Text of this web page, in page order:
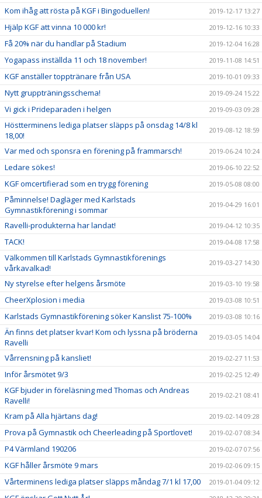
Kom ihåg att rösta på KGF i Bingoduellen! 2019-12-17 13:27
Hjälp KGF att vinna 10 000 kr! 2019-12-16 10:33
Få 20% när du handlar på Stadium 2019-12-04 16:28
Yogapass inställda 11 och 18 november! 2019-11-08 14:51
KGF anställer topptränare från USA 2019-10-01 09:33
Nytt gruppträningsschema! 2019-09-24 15:22
Vi gick i Prideparaden i helgen 2019-09-03 09:28
Höstterminens lediga platser släpps på onsdag 14/8 kl
18,00!
2019-08-12 18:59
Var med och sponsra en förening på frammarsch! 2019-06-24 10:24
Ledare sökes! 2019-06-10 22:52
KGF omcertifierad som en trygg förening 2019-05-08 08:00
Påminnelse! Dagläger med Karlstads
Gymnastikförening i sommar
2019-04-29 16:01
Ravelli-produkterna har landat! 2019-04-12 10:35
TACK! 2019-04-08 17:58
Välkommen till Karlstads Gymnastikförenings
vårkavalkad!
2019-03-27 14:30
Ny styrelse efter helgens årsmöte 2019-03-10 19:58
CheerXplosion i media 2019-03-08 10:51
Karlstads Gymnastikförening söker Kanslist 75-100% 2019-03-08 10:16
Än finns det platser kvar! Kom och lyssna på bröderna
Ravelli
2019-03-05 14:04
Vårrensning på kansliet! 2019-02-27 11:53
Inför årsmötet 9/3 2019-02-25 12:49
KGF bjuder in föreläsning med Thomas och Andreas
Ravelli!
2019-02-21 08:41
Kram på Alla hjärtans dag! 2019-02-14 09:28
Prova på Gymnastik och Cheerleading på Sportlovet! 2019-02-07 08:34
P4 Värmland 190206 2019-02-07 07:56
KGF håller årsmöte 9 mars 2019-02-06 09:15
Vårterminens lediga platser släpps måndag 7/1 kl 17,00 2019-01-04 09:12